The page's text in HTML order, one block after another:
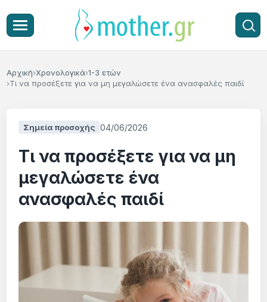
Αρχική Χρονολογικά 1-3 ετών
Τι να προσέξετε για να μη μεγαλώσετε ένα ανασφαλές παιδί
Σημεία προσοχής 04/06/2026
Τι να προσέξετε για να μη
μεγαλώσετε ένα
ανασφαλές παιδί